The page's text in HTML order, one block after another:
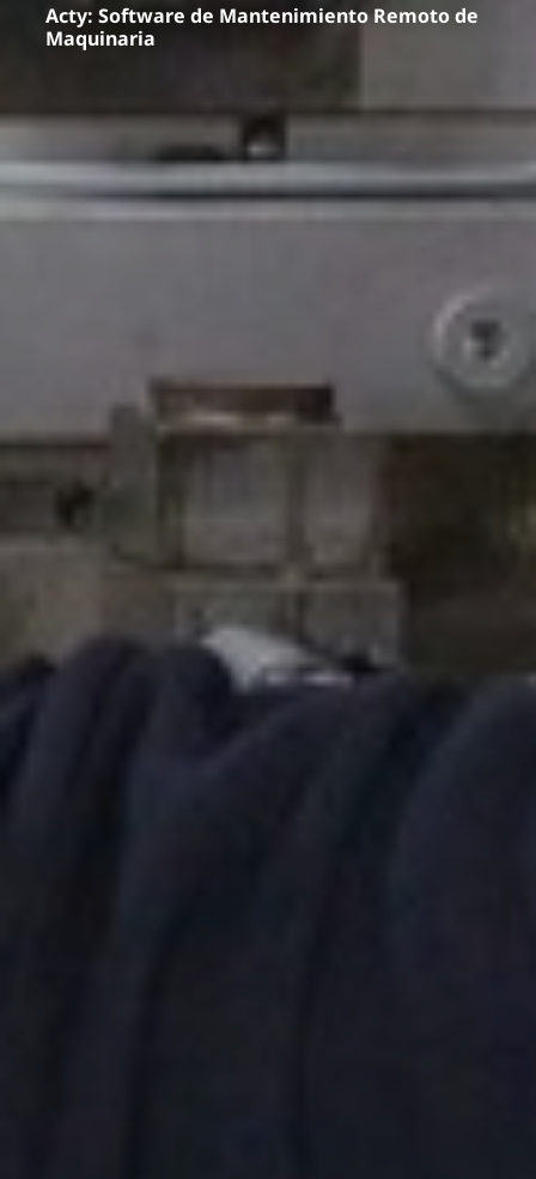
Acty: Software de Mantenimiento Remoto de
Maquinaria